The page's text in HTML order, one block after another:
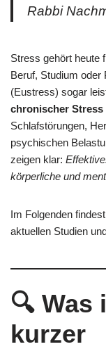
Rabbi
Stress gehört heute
Beruf, Studium oder
(Eustress) sogar
chronischer Stress
Schlafstörungen,
psychischen
zeigen klar:
körperliche und
Im Folgenden
aktuellen Studien
🔍 Was
kurzer